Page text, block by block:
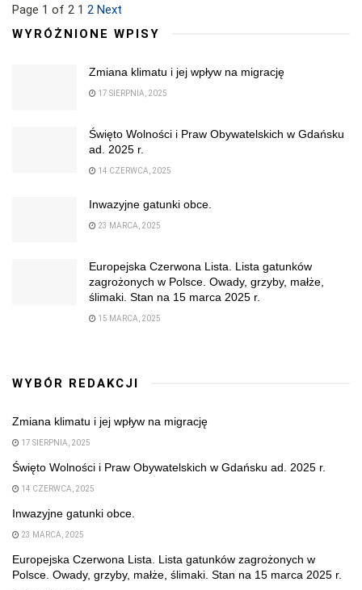
Page 1 of 2 1 2 Next
WYRÓŻNIONE WPISY
Zmiana klimatu i jej wpływ na migrację
17 SIERPNIA, 2025
Święto Wolności i Praw Obywatelskich w Gdańsku
ad. 2025 r.
14 CZERWCA, 2025
Inwazyjne gatunki obce.
23 MARCA, 2025
Europejska Czerwona Lista. Lista gatunków
zagrożonych w Polsce. Owady, grzyby, małże,
ślimaki. Stan na 15 marca 2025 r.
15 MARCA, 2025
WYBÓR REDAKCJI
Zmiana klimatu i jej wpływ na migrację
17 SIERPNIA, 2025
Święto Wolności i Praw Obywatelskich w Gdańsku ad. 2025 r.
14 CZERWCA, 2025
Inwazyjne gatunki obce.
23 MARCA, 2025
Europejska Czerwona Lista. Lista gatunków zagrożonych w
Polsce. Owady, grzyby, małże, ślimaki. Stan na 15 marca 2025 r.